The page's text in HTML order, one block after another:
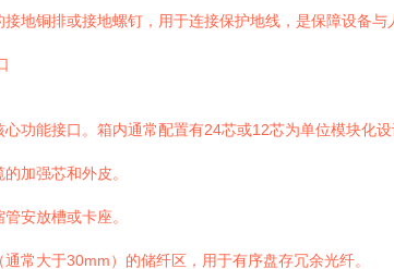
接地铜排或接地螺钉，用于连接保护地线，是保障设备
心功能接口。箱内通常配置有24芯或12芯为单位模块化
加强芯和外皮。
安放槽或卡座。
通常大于30mm）的储纤区，用于有序盘存冗余光纤。